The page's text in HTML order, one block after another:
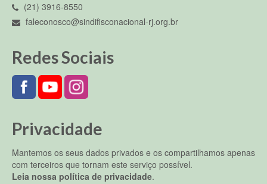
(21) 3916-8550
faleconosco@sindifisconacional-rj.org.br
Redes Sociais
Privacidade
Mantemos os seus dados privados e os compartilhamos apenas
com terceiros que tornam este serviço possível.
Leia nossa política de privacidade.